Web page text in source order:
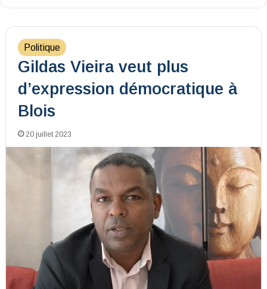
Politique
Gildas Vieira veut plus
d’expression démocratique à
Blois
20 juillet 2023